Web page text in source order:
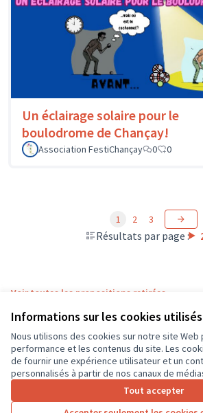
Informations sur les cookies
Nous utilisons des cookies sur notre site Web
performance et les contenus du site. Les
de fournir une expérience utilisateur et un
personnalisés à partir de nos canaux de
Tout accepter
Un éclairage solaire pour le
boulodrome de Chançay!
Association FestiChançay
0 0
Résultats par page :
1 2 3
Voir toutes les propositions retirées
Conditions d'utilisation
Paramètres des cookies
CD37 sur X
(Lien externe)
CD37 sur Facebook
CD37 sur Instagram
CD37 sur YouTube
(Lien externe)